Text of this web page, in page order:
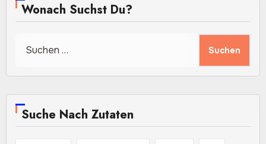
Wonach Suchst Du?
Suche Nach Zutaten